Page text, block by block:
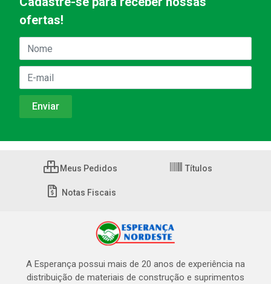
ofertas!
Meus Pedidos Títulos
Notas Fiscais
A Esperança possui mais de 20 anos de experiência na
distribuição de materiais de construção e suprimentos